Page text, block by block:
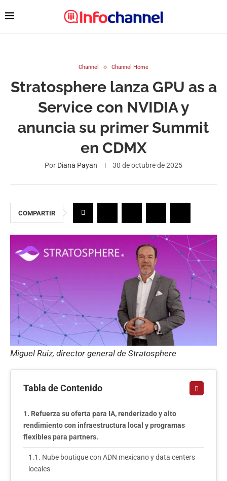
Channel Channel Home
Stratosphere lanza GPU as a
Service con NVIDIA y
anuncia su primer Summit
en CDMX
Por Diana Payan 30 de octubre de 2025
COMPARTIR
Miguel Ruiz, director general de Stratosphere
Tabla de Contenido
Refuerza su oferta para IA, renderizado y alto
rendimiento con infraestructura local y programas
flexibles para partners.
Nube boutique con ADN mexicano y data centers
locales